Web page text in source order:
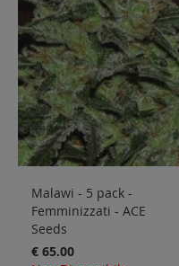
Malawi - 5 pack -
Femminizzati - ACE
Seeds
€ 65.00